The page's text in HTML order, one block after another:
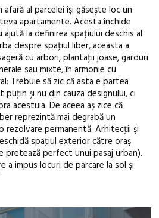
al parcelei îşi găseşte loc un
apartamente. Acesta închide
la definirea spaţiului deschis al
despre spaţiul liber, aceasta a
cu arbori, plantaţii joase, garduri
sau mixte, în armonie cu
Trebuie să zic că asta e partea
şi nu din cauza designului, ci
acestuia. De aceea aş zice că
reprezintă mai degrabă un
rezolvare permanentă. Arhitecţii şi
spaţiul exterior către oraş
pretează perfect unui pasaj urban).
a impus locuri de parcare la sol şi